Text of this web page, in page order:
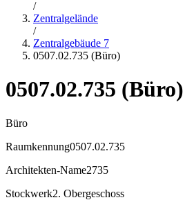
/
Zentralgelände
/
Zentralgebäude 7
0507.02.735 (Büro)
0507.02.735 (Büro)
Büro
Raumkennung0507.02.735
Architekten-Name2735
Stockwerk2. Obergeschoss